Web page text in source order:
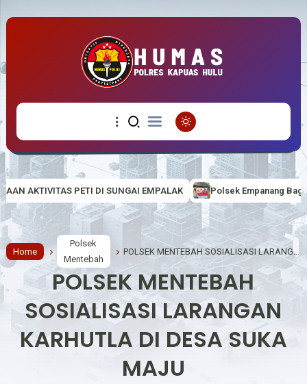
SUNGAI EMPALAK Polsek Empanang Bagikan Bendera Merah
Home
Polsek
Mentebah
POLSEK MENTEBAH SOSIALISASI LARANGAN KARHUTLA DI DESA SUKA MAJU
POLSEK MENTEBAH
SOSIALISASI LARANGAN
KARHUTLA DI DESA SUKA
MAJU